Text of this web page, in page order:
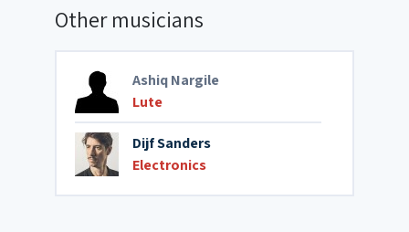
Other musicians
Ashiq Nargile
Lute
Dijf Sanders
Electronics